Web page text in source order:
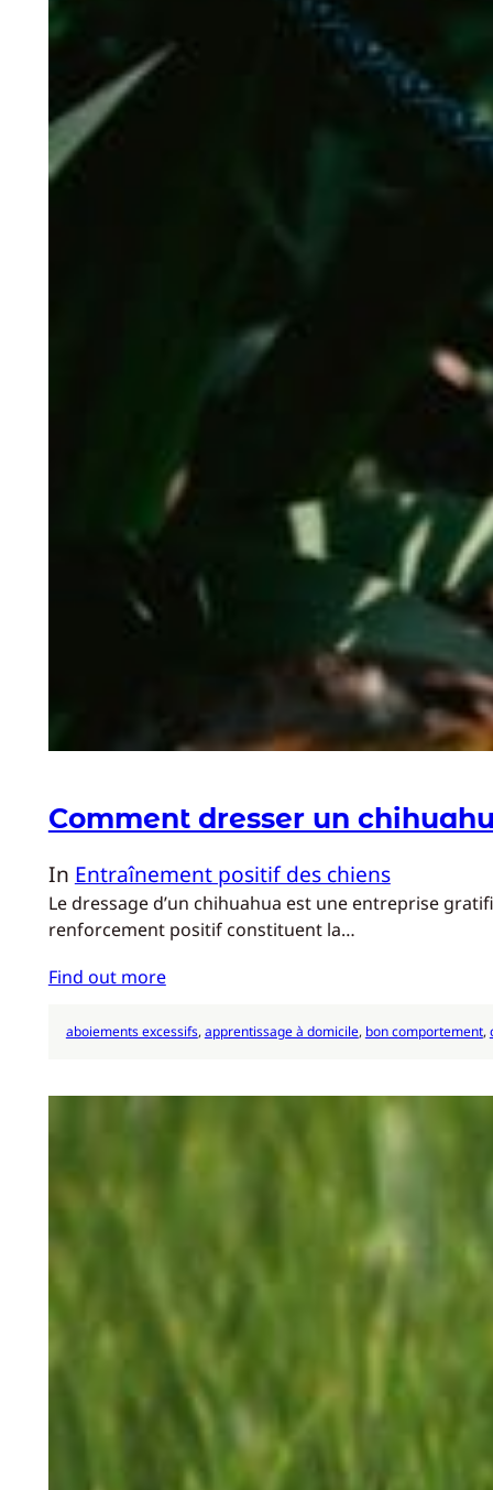
Comment dresser un
In Entraînement positif des chiens
Le dressage d’un chihuahua est une entreprise
renforcement positif constituent la…
Find out more
aboiements excessifs, apprentissage à domicile, bon comportement,